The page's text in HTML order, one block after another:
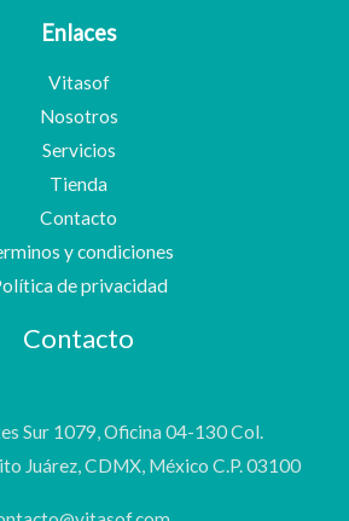
Enlaces
Vitasof
Nosotros
Servicios
Tienda
Contacto
y condiciones
de privacidad
Contacto
Sur 1079, Oficina 04-130 Col.
Juárez, CDMX, México C.P. 03100